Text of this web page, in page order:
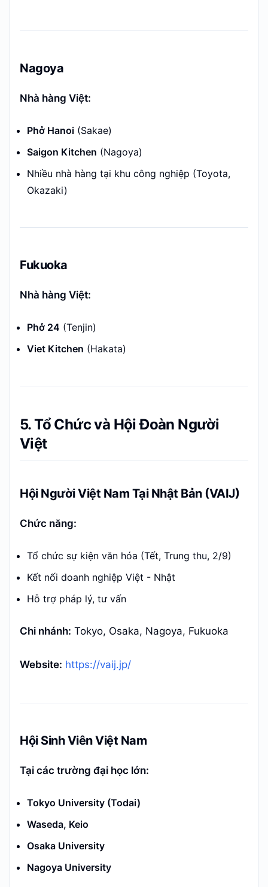
Nagoya
Nhà hàng Việt:
Phở Hanoi (Sakae)
Saigon Kitchen (Nagoya)
Nhiều nhà hàng tại khu công nghiệp (Toyota,
Okazaki)
Fukuoka
Nhà hàng Việt:
Phở 24 (Tenjin)
Viet Kitchen (Hakata)
5. Tổ Chức và Hội Đoàn Người
Việt
Hội Người Việt Nam Tại Nhật Bản (VAIJ)
Chức năng:
Tổ chức sự kiện văn hóa (Tết, Trung thu, 2/9)
Kết nối doanh nghiệp Việt - Nhật
Hỗ trợ pháp lý, tư vấn
Chi nhánh: Tokyo, Osaka, Nagoya, Fukuoka
Website: https://vaij.jp/
Hội Sinh Viên Việt Nam
Tại các trường đại học lớn:
Tokyo University (Todai)
Waseda, Keio
Osaka University
Nagoya University